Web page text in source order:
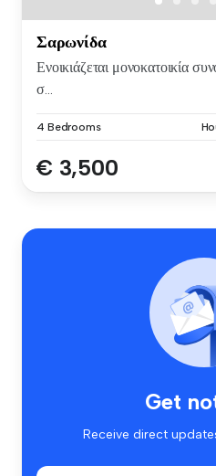
Σαρωνίδα
Ενοικιάζεται μονοκατοικία
σ...
4 Bedrooms
€ 3,500
Get
Receive direct